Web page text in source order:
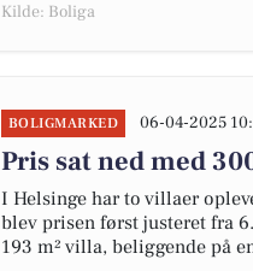
Kilde: Boliga
BOLIGMARKED 06-04-2025
Pris sat ned med
I Helsinge har to villaer
blev prisen først justeret fra
193 m² villa, beliggende på